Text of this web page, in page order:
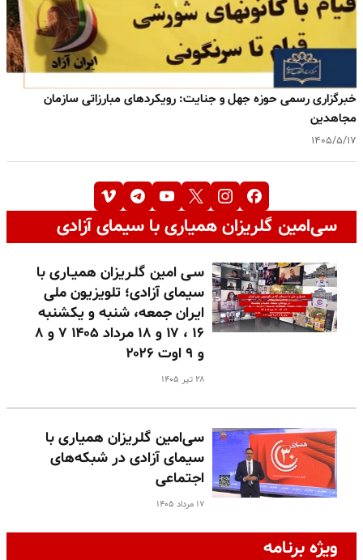
خبرگزاری رسمی حوزه جهل و جنایت: رویکردهای مبارزاتی سازمان
مجاهدین
۱۴۰۵/۵/۱۷
سی‌امین گلریزان همیاری با سیمای آزادی
سـی امین گلـریزان همیـاری با
سیمای آزادی؛ تلویزیون ملی
ایران جمعه، شنبه و یکشنبه
۱۶ ، ۱۷ و ۱۸ مرداد ۱۴۰۵ ۷ و ۸
و ۹ اوت ۲۰۲۶
۲۸ تیر ۱۴۰۵
سی‌امین گلریزان همیاری با
سیمای آزادی در شبکه‌های
اجتماعی
۱۷ مرداد ۱۴۰۵
ویژه برنامه